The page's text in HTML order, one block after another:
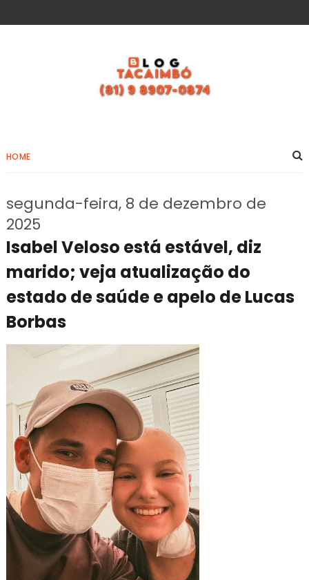
HOME
segunda-feira, 8 de dezembro de
2025
Isabel Veloso está estável, diz
marido; veja atualização do
estado de saúde e apelo de Lucas
Borbas